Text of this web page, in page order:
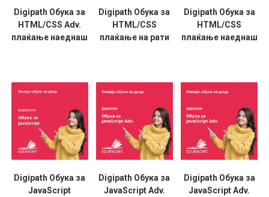
Digipath Обука за
HTML/CSS Adv.
плаќање наеднаш
Digipath Обука за
HTML/CSS
плаќање на рати
Digipath Обука за
HTML/CSS
плаќање наеднаш
Digipath Обука за
JavaScript
Digipath Обука за
JavaScript Adv.
Digipath Обука за
JavaScript Adv.